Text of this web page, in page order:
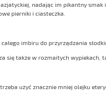
nadając im pikantny
pierniki i ciasteczka.
imbiru do przyrządzania
się także w rozmaitych wypiekach,
użyć znacznie mniej olejku